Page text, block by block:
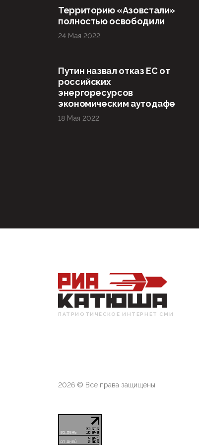
Территорию «Азовстали»
полностью освободили
24 Мая 2022
Путин назвал отказ ЕС от
российских
энергоресурсов
экономическим аутодафе
18 Мая 2022
ПАТРИОТИЧЕСКОЕ ИНТЕРНЕТ СМИ
2026 © Все права защищены